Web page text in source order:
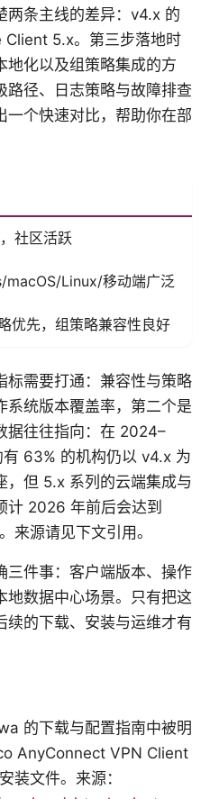
两条主线的差异：v4.x 的
Client 5.x。第三步落地时
地化以及组策略集成的方
路径、日志策略与故障排查
一个快速对比，帮助你在部
社区活跃
macOS/Linux/移动端广泛
优先，组策略兼容性良好
标需要打通：兼容性与策略
系统版本覆盖率，第二个是
据往往指向：在 2024–
63% 的机构仍以 v4.x 为
，但 5.x 系列的云端集成与
计 2026 年前后会达到
来源请见下文引用。
三件事：客户端版本、操作
地数据中心场景。只有把这
续的下载、安装与运维才有
的下载与配置指南中被明
AnyConnect VPN Client
装文件。来源：